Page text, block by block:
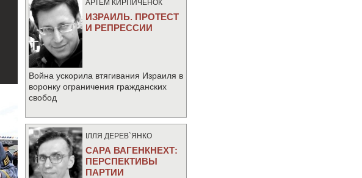
АРТЕМ КИРПИЧЕНОК
ИЗРАИЛЬ. ПРОТЕСТ
И РЕПРЕССИИ
Война ускорила втягивания Израиля в
воронку ограничения гражданских
свобод
IЛЛЯ ДЕРЕВ`ЯНКО
САРА ВАГЕНКНЕХТ:
ПЕРСПЕКТИВЫ
ПАРТИИ